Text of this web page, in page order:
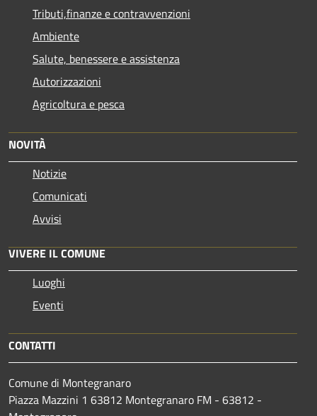
Tributi,finanze e contravvenzioni
Ambiente
Salute, benessere e assistenza
Autorizzazioni
Agricoltura e pesca
NOVITÀ
Notizie
Comunicati
Avvisi
VIVERE IL COMUNE
Luoghi
Eventi
CONTATTI
Comune di Montegranaro
Piazza Mazzini 1 63812 Montegranaro FM - 63812 -